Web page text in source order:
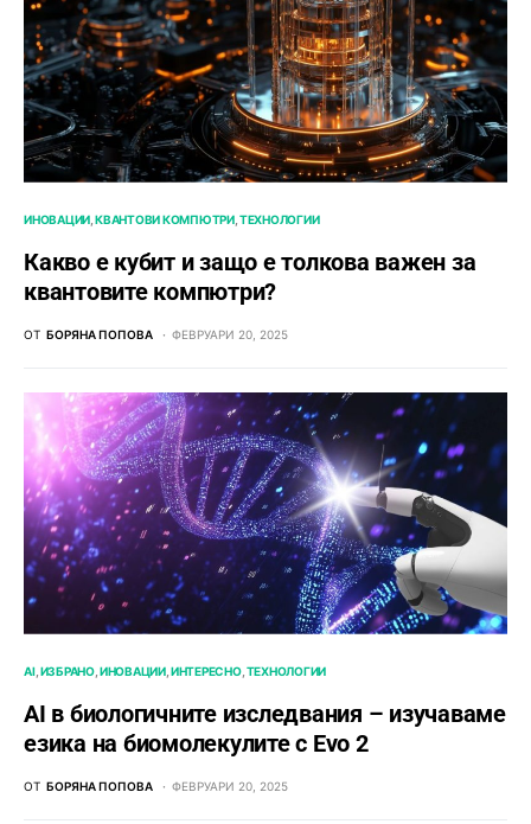
ИНОВАЦИИ КВАНТОВИ КОМПЮТРИ ТЕХНОЛОГИИ
Какво е кубит и защо е толкова важен за
квантовите компютри?
ОТ БОРЯНА ПОПОВА ФЕВРУАРИ 20, 2025
AI ИЗБРАНО ИНОВАЦИИ ИНТЕРЕСНО ТЕХНОЛОГИИ
AI в биологичните изследвания – изучаваме
езика на биомолекулите с Evo 2
ОТ БОРЯНА ПОПОВА ФЕВРУАРИ 20, 2025